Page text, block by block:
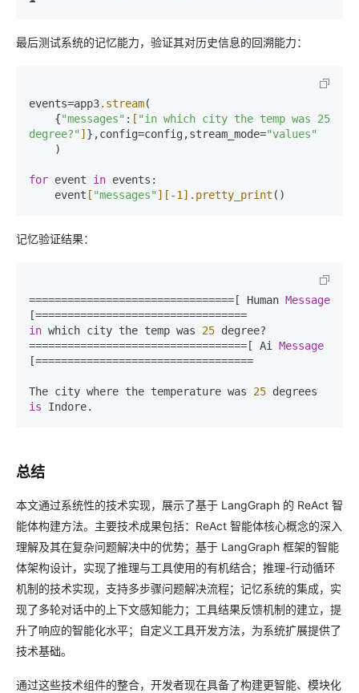
最后测试系统的记忆能力，验证其对历史信息的回溯能力：
events=app3.stream(
    {
"messages" : [ "in which city the temp was 25
degree?" ] },config=config,stream_mode="values"
for event in events:
    event
[ "messages" ] [-1] .pretty_print
记忆验证结果：
================================[ Human Message
in which city the temp was 25 degree?
==================================[ Ai Message
[==================================
The city where the temperature was 25
is
总结
本文通过系统性的技术实现，展示了基于 LangGraph 的 ReAct 智
能体构建方法。主要技术成果包括：ReAct 智能体核心概念的深入
理解及其在复杂问题解决中的优势；基于 LangGraph 框架的智能
体架构设计，实现了推理与工具使用的有机结合；推理-行动循环
机制的技术实现，支持多步骤问题解决流程；记忆系统的集成，实
现了多轮对话中的上下文感知能力；工具结果反馈机制的建立，提
升了响应的智能化水平；自定义工具开发方法，为系统扩展提供了
技术基础。
通过这些技术组件的整合，开发者现在具备了构建更智能、模块化